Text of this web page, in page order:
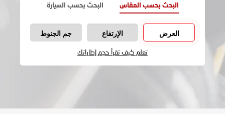
البحث بحسب المقاس البحث بحسب السيارة
العرض الإرتفاع جم الجنوط
تعلم كيف تقرأ حجم إطاراتك